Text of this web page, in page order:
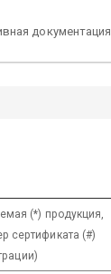
документация
(*) продукция,
сертификата (#)